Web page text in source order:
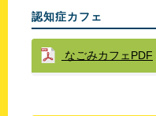
認知症カフェ
なごみカフェPDF